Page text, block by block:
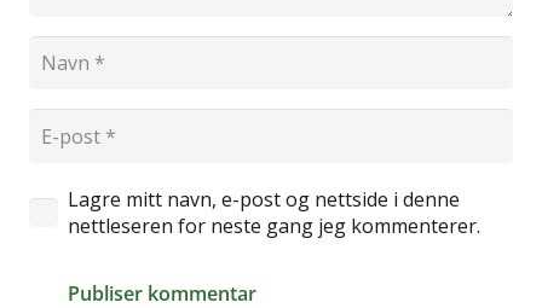
Lagre mitt navn, e-post og nettside i denne
nettleseren for neste gang jeg kommenterer.
Publiser kommentar